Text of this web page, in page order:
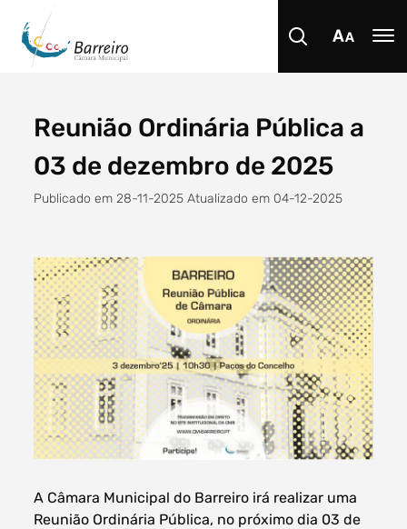
Procurar
Tipo de conteúdo
Filtro dos anos
Filtros dos meses
Reunião Ordinária Pública a
03 de dezembro de 2025
Publicado em 28-11-2025 Atualizado em 04-12-2025
A Câmara Municipal do Barreiro irá realizar uma
Reunião Ordinária Pública, no próximo dia 03 de